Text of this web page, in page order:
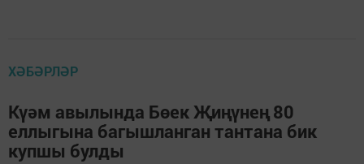
ХӘБӘРЛӘР
Күәм авылында Бөек Җиңүнең 80
еллыгына багышланган тантана бик
купшы булды